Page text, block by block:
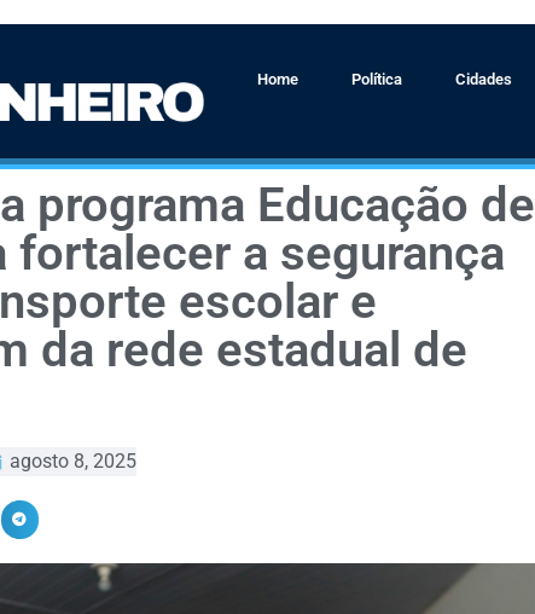
Home Política Cidades
programa Educação de
fortalecer a segurança
escolar e
da rede estadual de
agosto 8, 2025